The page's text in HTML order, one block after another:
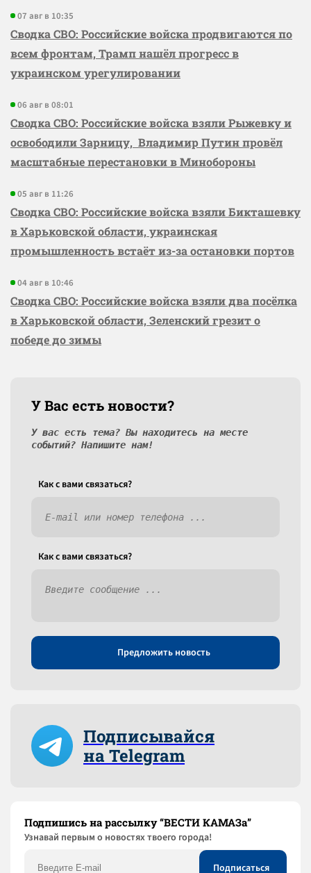
07 авг в 10:35
Сводка СВО: Российские войска продвигаются по
всем фронтам, Трамп нашёл прогресс в
украинском урегулировании
06 авг в 08:01
Сводка СВО: Российские войска взяли Рыжевку и
освободили Зарницу, Владимир Путин провёл
масштабные перестановки в Минобороны
05 авг в 11:26
Сводка СВО: Российские войска взяли Бикташевку
в Харьковской области, украинская
промышленность встаёт из-за остановки портов
04 авг в 10:46
Сводка СВО: Российские войска взяли два посёлка
в Харьковской области, Зеленский грезит о
победе до зимы
У Вас есть новости?
У вас есть тема? Вы находитесь на месте
событий? Напишите нам!
Как c вами связаться?
Как c вами связаться?
Предложить новость
Подписывайся
на Telegram
Подпишись на рассылку “ВЕСТИ КАМАЗа”
Узнaвай первым о новостях твоего города!